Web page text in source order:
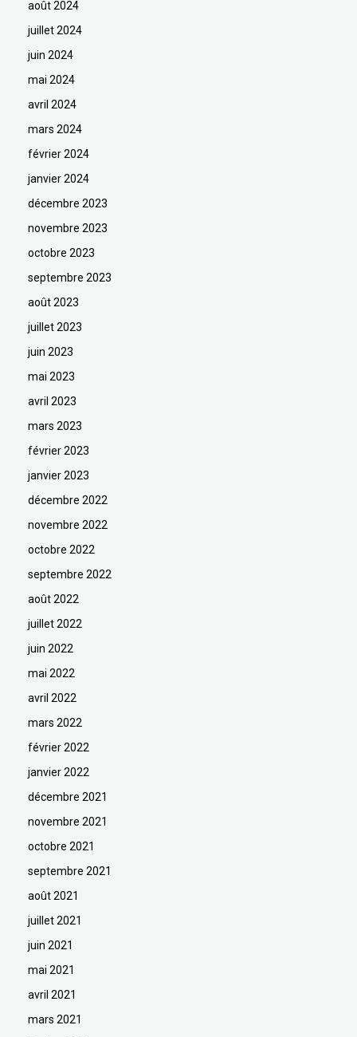
août 2024
juillet 2024
juin 2024
mai 2024
avril 2024
mars 2024
février 2024
janvier 2024
décembre 2023
novembre 2023
octobre 2023
septembre 2023
août 2023
juillet 2023
juin 2023
mai 2023
avril 2023
mars 2023
février 2023
janvier 2023
décembre 2022
novembre 2022
octobre 2022
septembre 2022
août 2022
juillet 2022
juin 2022
mai 2022
avril 2022
mars 2022
février 2022
janvier 2022
décembre 2021
novembre 2021
octobre 2021
septembre 2021
août 2021
juillet 2021
juin 2021
mai 2021
avril 2021
mars 2021